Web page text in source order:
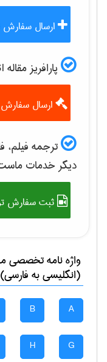
ارسال سفارش
پارافریز مقاله ISI و رفع plagiarism
ارسال سفارش
ترجمه فیلم،
دیگر خدمات
ثبت سفارش
واژه نامه تخصصی
(انگلیسی به فارسی)
A
B
G
H